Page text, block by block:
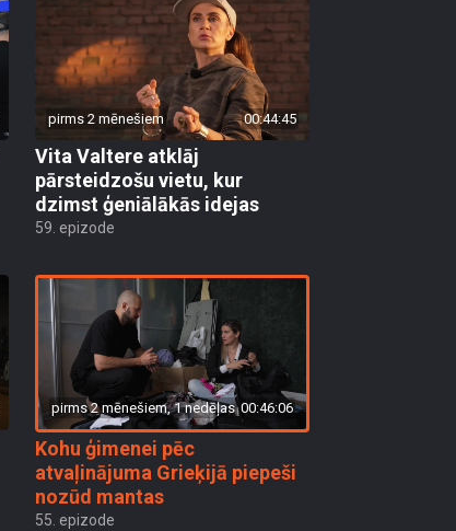
pirms 2 mēnešiem 00:44:45
Vita Valtere atklāj
pārsteidzošu vietu, kur
dzimst ģeniālākās idejas
59. epizode
pirms 2 mēnešiem, 1 nedēļas 00:46:06
Kohu ģimenei pēc
atvaļinājuma Grieķijā piepeši
nozūd mantas
55. epizode